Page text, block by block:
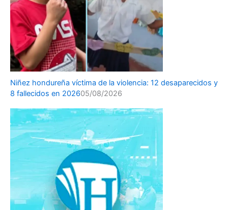
Niñez hondureña víctima de la violencia: 12 desaparecidos y
8 fallecidos en 202605/08/2026